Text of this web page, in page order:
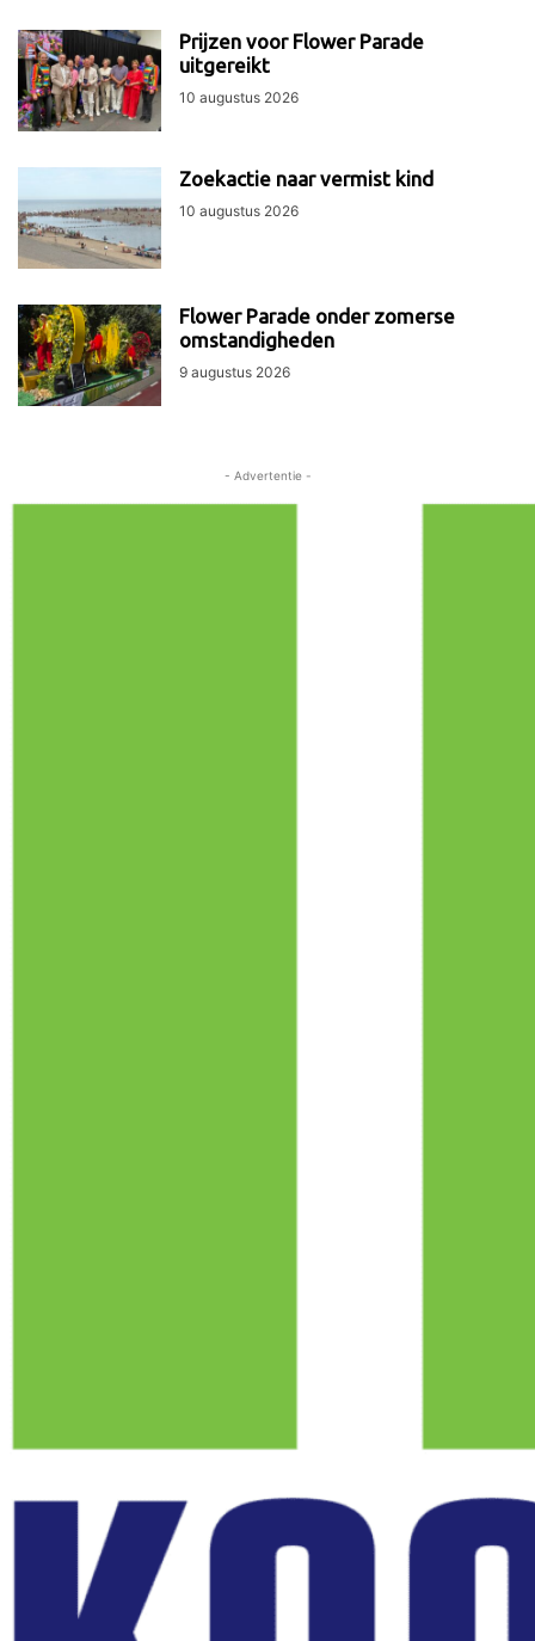
Prijzen voor Flower Parade
uitgereikt
10 augustus 2026
Zoekactie naar vermist kind
10 augustus 2026
Flower Parade onder zomerse
omstandigheden
9 augustus 2026
- Advertentie -